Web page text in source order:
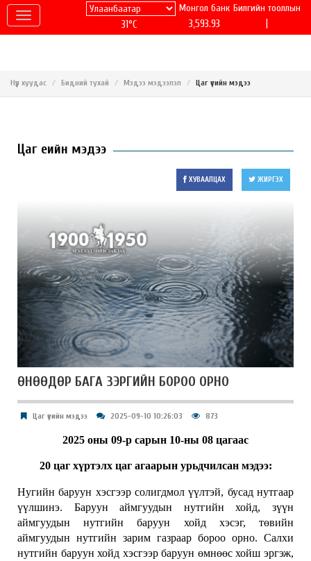
31°C
Монгол банк
3,593.93
Билгийн тооллын
Нүүр хуудас Бидний тухай Мэдээ мэдээлэл Цаг үеийн мэдээ
Цаг үеийн мэдээ
ХУВААЛЦАХ ЖИРГЭХ
ӨНӨӨДӨР БАГА ЗЭРГИЙН БОРОО ОРНО
Цаг үеийн мэдээ 2025-09-10 10:26:03 873
2025 оны 09-р сарын 10-ны 08 цагаас
20 цаг хүртэлх цаг агаарын урьдчилсан мэдээ:
Нугийн баруун хэсгээр солигдмол үүлтэй, бусад нутгаар
үүлшинэ. Баруун аймгуудын нутгийн хойд, зүүн
аймгуудын нутгийн баруун хойд хэсэг, төвийн
аймгуудын нутгийн зарим газраар бороо орно. Салхи
нутгийн баруун хойд хэсгээр баруун өмнөөс хойш эргэж,